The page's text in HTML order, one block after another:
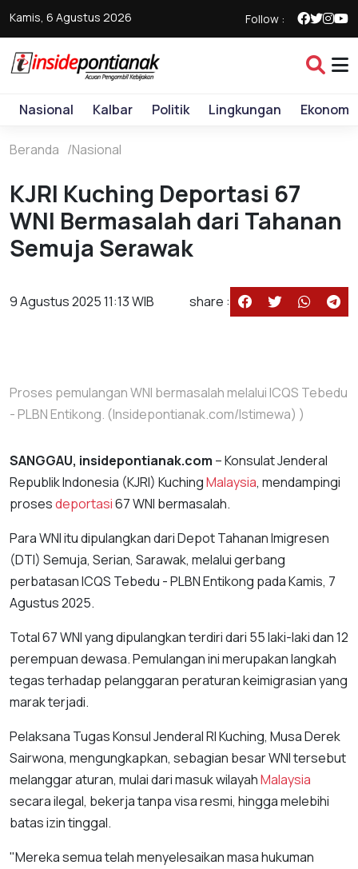
Kamis, 6 Agustus 2026 Follow :
Nasional Kalbar Politik Lingkungan Ekonomi
Beranda Nasional
KJRI Kuching Deportasi 67
WNI Bermasalah dari Tahanan
Semuja Serawak
9 Agustus 2025 11:13 WIB share :
Proses pemulangan WNI bermasalah melalui ICQS Tebedu
- PLBN Entikong. (Insidepontianak.com/Istimewa) )
SANGGAU, insidepontianak.com – Konsulat Jenderal
Republik Indonesia (KJRI) KuchingMalaysia, mendampingi
prosesdeportasi67 WNI bermasalah.
Para WNI itu dipulangkan dari Depot Tahanan Imigresen
(DTI) Semuja, Serian, Sarawak, melalui gerbang
perbatasan ICQS Tebedu - PLBN Entikong pada Kamis, 7
Agustus 2025.
Total 67 WNI yang dipulangkan terdiri dari 55 laki-laki dan 12
perempuan dewasa. Pemulangan ini merupakan langkah
tegas terhadap pelanggaran peraturan keimigrasian yang
marak terjadi.
Pelaksana Tugas Konsul Jenderal RI Kuching, Musa Derek
Sairwona, mengungkapkan, sebagian besar WNI tersebut
melanggar aturan, mulai dari masuk wilayahMalaysia
secara ilegal, bekerja tanpa visa resmi, hingga melebihi
batas izin tinggal.
"Mereka semua telah menyelesaikan masa hukuman